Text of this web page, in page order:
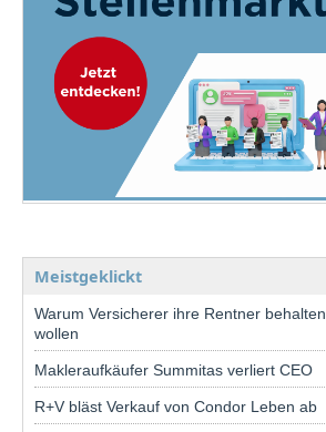
Meistgeklickt
Warum Versicherer ihre Rentner behalten
wollen
Makleraufkäufer Summitas verliert CEO
R+V bläst Verkauf von Condor Leben ab